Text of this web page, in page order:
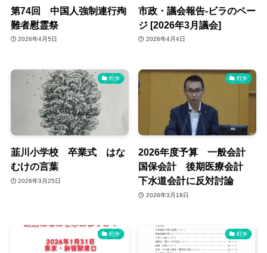
第74回 中国人強制連行殉
難者慰霊祭
2026年4月5日
市政・議会報告‐ビラのペー
ジ [2026年3月議会]
2026年4月4日
戦争
韮川小学校 卒業式 はな
むけの言葉
2026年3月25日
戦争
2026年度予算 一般会計
国保会計 後期医療会計
下水道会計に反対討論
2026年3月18日
戦争 戦争